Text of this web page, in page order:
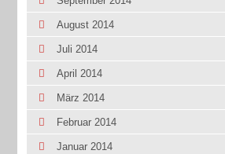
August 2014
Juli 2014
April 2014
März 2014
Februar 2014
Januar 2014